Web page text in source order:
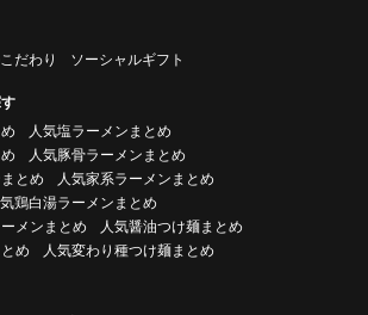
だわり ソーシャルギフト
人気塩ラーメンまとめ
人気豚骨ラーメンまとめ
とめ
人気家系ラーメンまとめ
鶏白湯ラーメンまとめ
メンまとめ
人気醤油つけ麺まとめ
め
人気変わり種つけ麺まとめ